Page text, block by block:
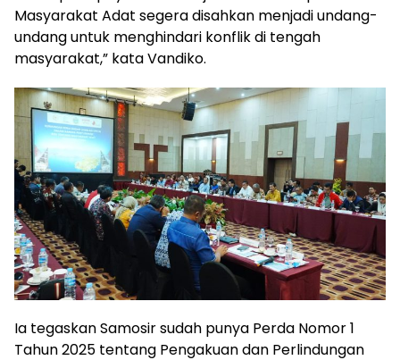
Masyarakat Adat segera disahkan menjadi undang-
undang untuk menghindari konflik di tengah
masyarakat,” kata Vandiko.
Ia tegaskan Samosir sudah punya Perda Nomor 1
Tahun 2025 tentang Pengakuan dan Perlindungan